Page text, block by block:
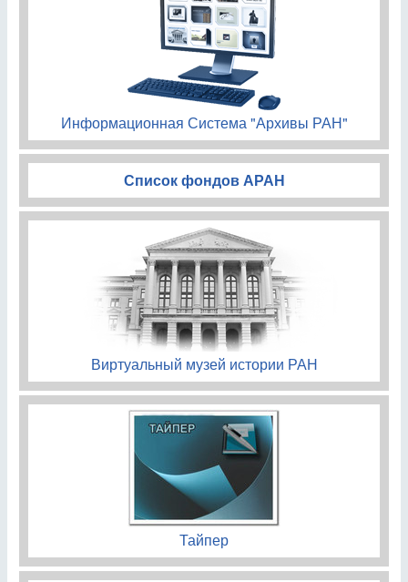
Информационная Система "Архивы РАН"
Список фондов АРАН
Виртуальный музей истории РАН
Тайпер